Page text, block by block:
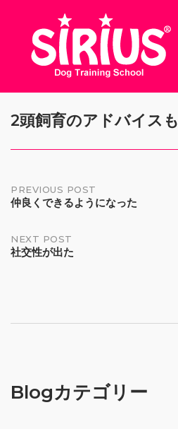
content
2頭飼育のアドバイスも
Post
PREVIOUS POST
仲良くできるようになった
NEXT POST
社交性が出た
Blogカテゴリー